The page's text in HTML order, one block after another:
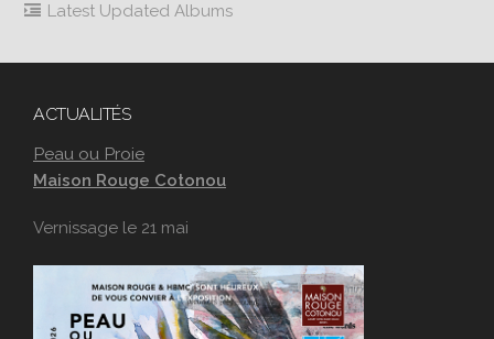
Latest Updated Albums
ACTUALITÉS
Peau ou Proie
Maison Rouge Cotonou
Vernissage le 21 mai